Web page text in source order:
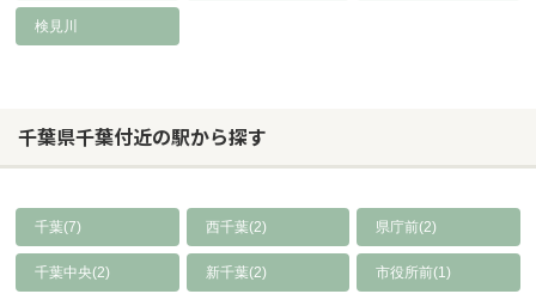
検見川
千葉県千葉付近の駅から探す
千葉(7) 西千葉(2) 県庁前(2)
千葉中央(2) 新千葉(2) 市役所前(1)